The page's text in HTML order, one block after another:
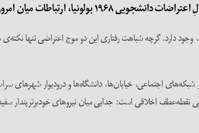
میان موج اعتراضات اخیر در حمایت از فلسطین و آن‌چه در ۱۹۶۸ رخ داد، وجود دارد. گرچه شباهت
شبکه‌های اجتماعی، خیابان‌ها، دانشگاه‌ها و درودیوار شهرهای
اخلاقی است: جدایی میان نیروهای خودبرترپندار